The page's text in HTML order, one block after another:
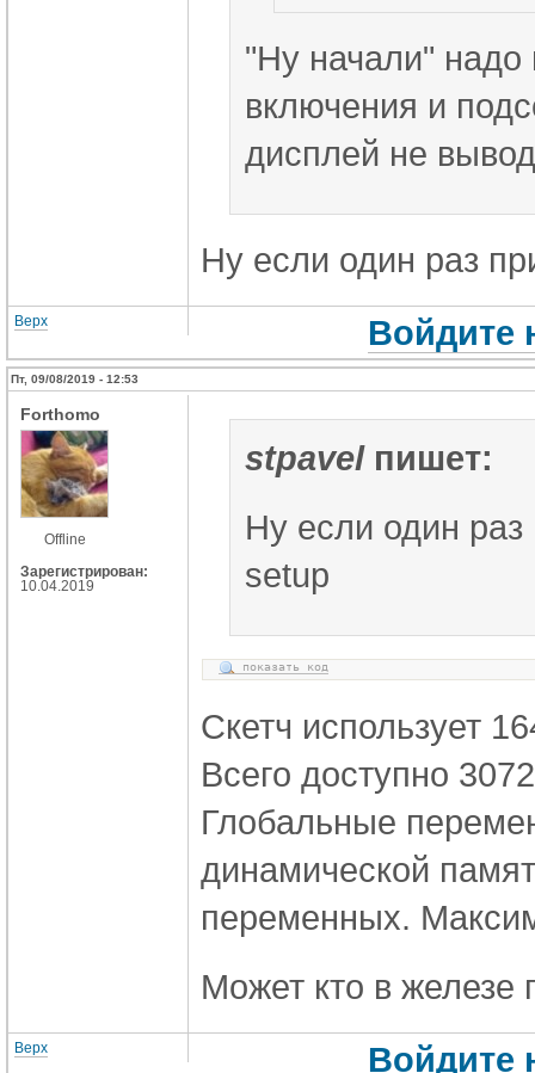
"Ну начали" надо
включения и
дисплей не
Ну если один раз
Верх Войдите
Пт, 09/08/2019 - 12:53
Forthomo
Offline
Зарегистрирован:
10.04.2019
stpavelпишет:
Ну если один
setup
показать код
Скетч использует
Всего доступно
Глобальные
динамической
переменных.
Может кто в железе
Верх Войдите